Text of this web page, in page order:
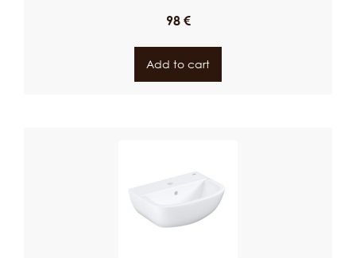
98 €
Add to cart